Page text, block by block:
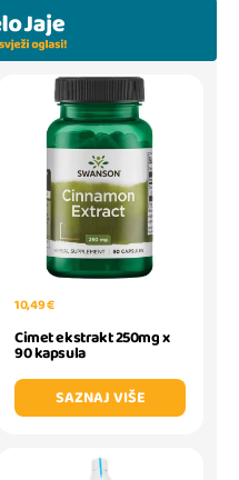
10,49 €
Cimet ekstrakt 250mg x
90 kapsula
SAZNAJ VIŠE